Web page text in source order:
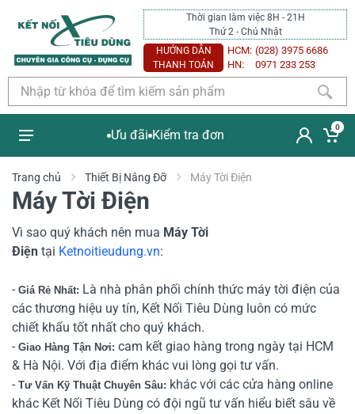
Thời gian làm việc 8H - 21H
Thứ 2 - Chủ Nhật
HƯỚNG DẪN
THANH TOÁN
HCM: (028) 3975 6686
HN:
0971 233 253
Ưu đãi Kiểm tra đơn
0
Trang chủ Thiết Bị Nâng Đỡ Máy Tời Điện
Máy Tời Điện
Vì sao quý khách nên mua Máy Tời
Điện tại Ketnoitieudung.vn:
- Giá Rẻ Nhất: Là nhà phân phối chính thức máy tời điện của
các thương hiệu uy tín, Kết Nối Tiêu Dùng luôn có mức
chiết khấu tốt nhất cho quý khách.
- Giao Hàng Tận Nơi: cam kết giao hàng trong ngày tại HCM
& Hà Nội. Với địa điểm khác vui lòng gọi tư vấn.
- Tư Vấn Kỹ Thuật Chuyên Sâu: khác với các cửa hàng online
khác Kết Nối Tiêu Dùng có đội ngũ tư vấn hiểu biết sâu về